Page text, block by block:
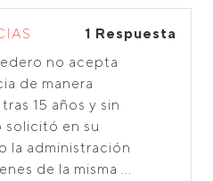
1 Respuesta
no acepta
de manera
15 años y sin
solicitó en su
la administración
de la misma ...